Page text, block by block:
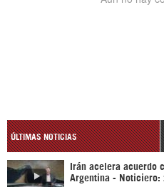
ÚLTIMAS NOTICIAS
Irán acelera acuerdo
Argentina - Noticiero: